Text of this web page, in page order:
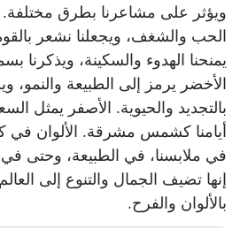
ويؤثر على مشاعرنا بطرق مختلفة.
الحب والشغف، ويجعلنا نشعر
يمنحنا الهدوء والسكينة، ويذكرنا
الأخضر يرمز إلى الطبيعة والنمو،
بالتجديد والحيوية. الأصفر يمثل
أيامنا كشمس مشرقة. الألوان في
في ملابسنا، في الطبيعة، وحتى في
إنها تضيف الجمال والتنوع إلى
بالألوان والفرح.